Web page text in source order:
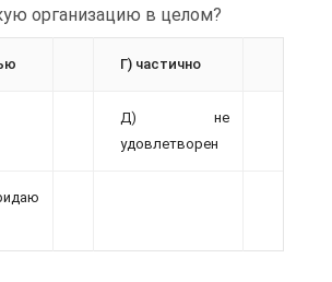
организацию в целом?
Г) частично
Д) не
удовлетворен